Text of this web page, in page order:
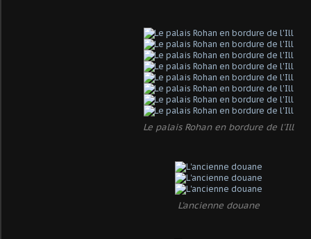
Le palais Rohan en bordure de l'Ill
L'ancienne douane